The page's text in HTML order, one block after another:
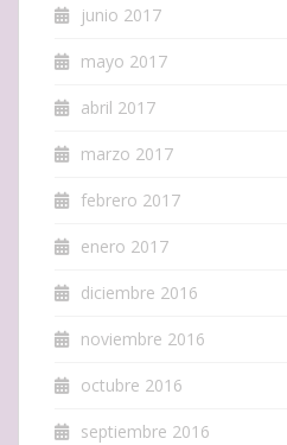
junio 2017
mayo 2017
abril 2017
marzo 2017
febrero 2017
enero 2017
diciembre 2016
noviembre 2016
octubre 2016
septiembre 2016